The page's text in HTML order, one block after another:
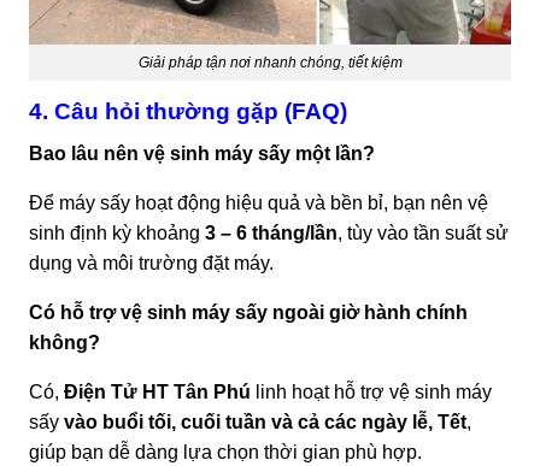
Giải pháp tận nơi nhanh chóng, tiết kiệm
4. Câu hỏi thường gặp (FAQ)
Bao lâu nên vệ sinh máy sấy một lần?
Để máy sấy hoạt động hiệu quả và bền bỉ, bạn nên vệ
sinh định kỳ khoảng 3 – 6 tháng/lần, tùy vào tần suất sử
dụng và môi trường đặt máy.
Có hỗ trợ vệ sinh máy sấy ngoài giờ hành chính
không?
Có, Điện Tử HT Tân Phú linh hoạt hỗ trợ vệ sinh máy
sấy vào buổi tối, cuối tuần và cả các ngày lễ, Tết,
giúp bạn dễ dàng lựa chọn thời gian phù hợp.